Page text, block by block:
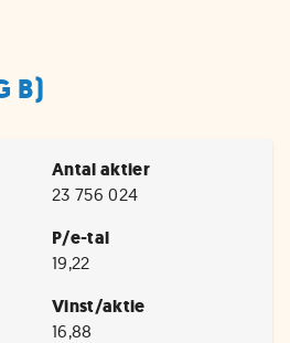
B)
Antal aktier
23 756 024
P/e-tal
19,22
Vinst/aktie
16,88